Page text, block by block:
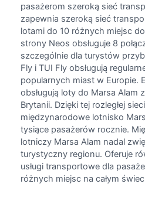
pasażerom szeroką sieć
zapewnia szeroką sieć
lotami do 10 różnych miejsc
strony Neos obsługuje 8
szczególnie dla turystów
Fly i TUI Fly obsługują
popularnych miast w Europie.
obsługują loty do Marsa Alam
Brytanii. Dzięki tej rozległej
międzynarodowe lotnisko
tysiące pasażerów rocznie.
lotniczy Marsa Alam nadal
turystyczny regionu. Oferuje
usługi transportowe dla
różnych miejsc na całym